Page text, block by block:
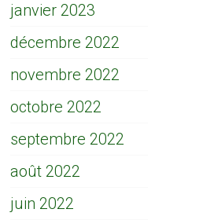
janvier 2023
décembre 2022
novembre 2022
octobre 2022
septembre 2022
août 2022
juin 2022